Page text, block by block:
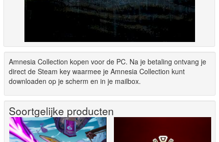
Amnesia Collection kopen voor de PC. Na je betaling ontvang je
direct de Steam key waarmee je Amnesia Collection kunt
downloaden op je scherm en in je mailbox.
Soortgelijke producten